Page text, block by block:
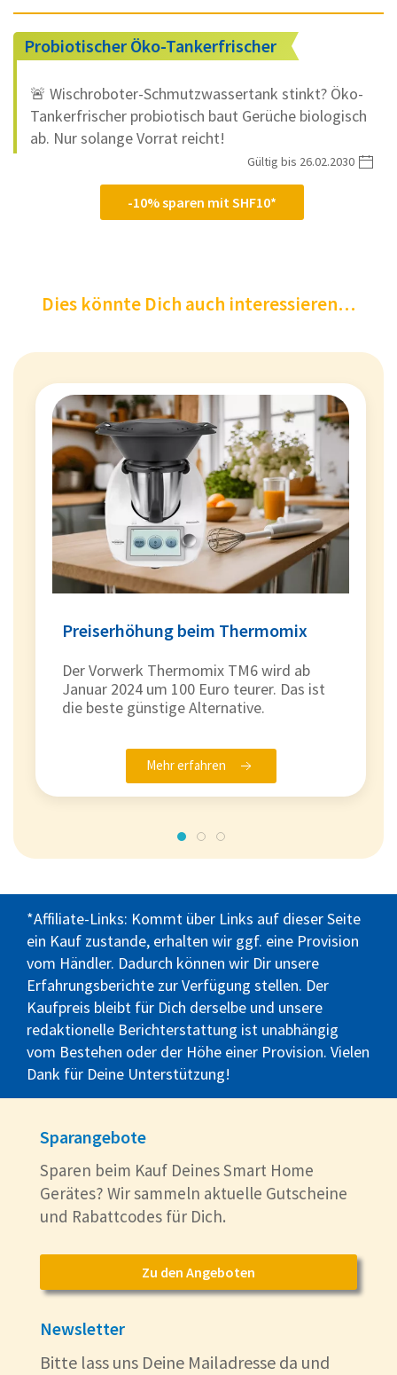
Probiotischer Öko-Tankerfrischer
🚨 Wischroboter-Schmutzwassertank stinkt? Öko-
Tankerfrischer probiotisch baut Gerüche biologisch
ab. Nur solange Vorrat reicht!
-10% sparen mit SHF10*
Gültig bis 26.02.2030
Dies könnte Dich auch interessieren…
Preiserhöhung beim Thermomix
Der Vorwerk Thermomix TM6 wird ab
Januar 2024 um 100 Euro teurer. Das ist
die beste günstige Alternative.
Mehr erfahren
*Affiliate-Links: Kommt über Links auf dieser Seite
ein Kauf zustande, erhalten wir ggf. eine Provision
vom Händler. Dadurch können wir Dir unsere
Erfahrungsberichte zur Verfügung stellen. Der
Kaufpreis bleibt für Dich derselbe und unsere
redaktionelle Berichterstattung ist unabhängig
vom Bestehen oder der Höhe einer Provision. Vielen
Dank für Deine Unterstützung!
Sparangebote
Sparen beim Kauf Deines Smart Home
Gerätes? Wir sammeln aktuelle Gutscheine
und Rabattcodes für Dich.
Zu den Angeboten
Newsletter
Bitte lass uns Deine Mailadresse da und